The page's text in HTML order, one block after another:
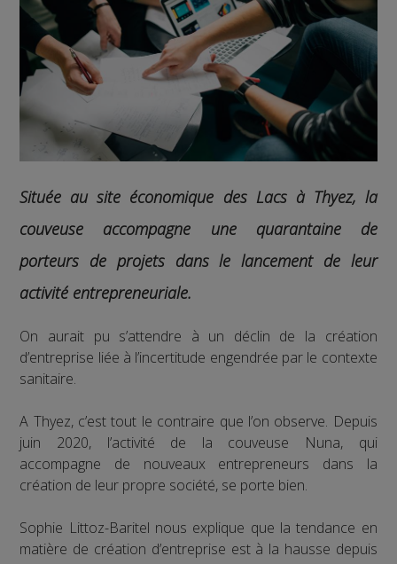
Située au site économique des Lacs à Thyez, la
couveuse accompagne une quarantaine de
porteurs de projets dans le lancement de leur
activité entrepreneuriale.
On aurait pu s’attendre à un déclin de la création
d’entreprise liée à l’incertitude engendrée par le contexte
sanitaire.
A Thyez, c’est tout le contraire que l’on observe. Depuis
juin 2020, l’activité de la couveuse Nuna, qui
accompagne de nouveaux entrepreneurs dans la
création de leur propre société, se porte bien.
Sophie Littoz-Baritel nous explique que la tendance en
matière de création d’entreprise est à la hausse depuis